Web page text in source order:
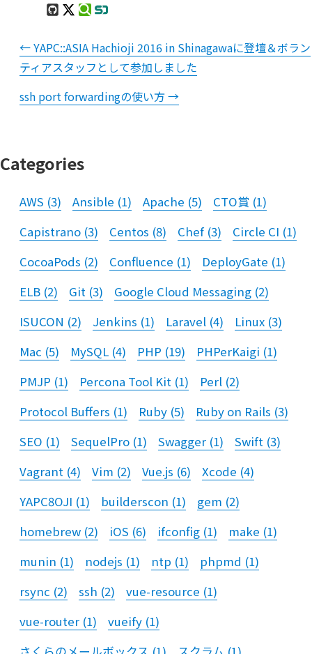
←YAPC::ASIA Hachioji 2016 in Shinagawaに登壇＆ボラン
ティアスタッフとして参加しました
ssh port forwardingの使い方→
Categories
AWS (3) Ansible (1) Apache (5) CTO賞 (1)
Capistrano (3) Centos (8) Chef (3) Circle CI (1)
CocoaPods (2) Confluence (1) DeployGate (1)
ELB (2) Git (3) Google Cloud Messaging (2)
ISUCON (2) Jenkins (1) Laravel (4) Linux (3)
Mac (5) MySQL (4) PHP (19) PHPerKaigi (1)
PMJP (1) Percona Tool Kit (1) Perl (2)
Protocol Buffers (1) Ruby (5) Ruby on Rails (3)
SEO (1) SequelPro (1) Swagger (1) Swift (3)
Vagrant (4) Vim (2) Vue.js (6) Xcode (4)
YAPC8OJI (1) builderscon (1) gem (2)
homebrew (2) iOS (6) ifconfig (1) make (1)
munin (1) nodejs (1) ntp (1) phpmd (1)
rsync (2) ssh (2) vue-resource (1)
vue-router (1) vueify (1)